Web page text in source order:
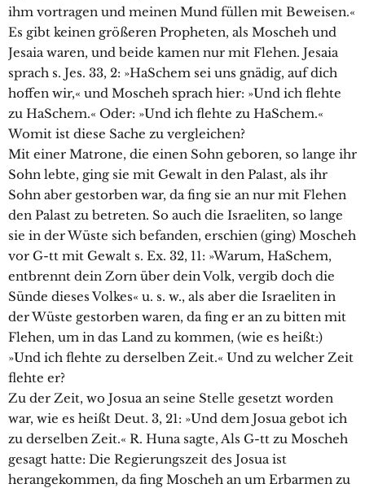
ihm vortragen und meinen Mund füllen mit Beweisen.«
Es gibt keinen größeren Propheten, als Moscheh und
Jesaia waren, und beide kamen nur mit Flehen. Jesaia
sprach s. Jes. 33, 2: »HaSchem sei uns gnädig, auf dich
hoffen wir,« und Moscheh sprach hier: »Und ich flehte
zu HaSchem.« Oder: »Und ich flehte zu HaSchem.«
Womit ist diese Sache zu vergleichen?
Mit einer Matrone, die einen Sohn geboren, so lange ihr
Sohn lebte, ging sie mit Gewalt in den Palast, als ihr
Sohn aber gestorben war, da fing sie an nur mit Flehen
den Palast zu betreten. So auch die Israeliten, so lange
sie in der Wüste sich befanden, erschien (ging) Moscheh
vor G-tt mit Gewalt s. Ex. 32, 11: »Warum, HaSchem,
entbrennt dein Zorn über dein Volk, vergib doch die
Sünde dieses Volkes« u. s. w., als aber die Israeliten in
der Wüste gestorben waren, da fing er an zu bitten mit
Flehen, um in das Land zu kommen, (wie es heißt:)
»Und ich flehte zu derselben Zeit.« Und zu welcher Zeit
flehte er?
Zu der Zeit, wo Josua an seine Stelle gesetzt worden
war, wie es heißt Deut. 3, 21: »Und dem Josua gebot ich
zu derselben Zeit.« R. Huna sagte, Als G-tt zu Moscheh
gesagt hatte: Die Regierungszeit des Josua ist
herangekommen, da fing Moscheh an um Erbarmen zu